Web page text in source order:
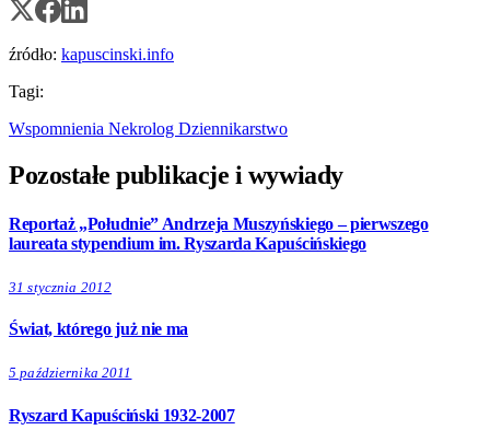
źródło: kapuscinski.info
Tagi:
Wspomnienia Nekrolog Dziennikarstwo
Pozostałe publikacje i wywiady
Reportaż „Południe” Andrzeja Muszyńskiego – pierwszego
laureata stypendium im. Ryszarda Kapuścińskiego
31 stycznia 2012
Świat, którego już nie ma
5 października 2011
Ryszard Kapuściński 1932-2007